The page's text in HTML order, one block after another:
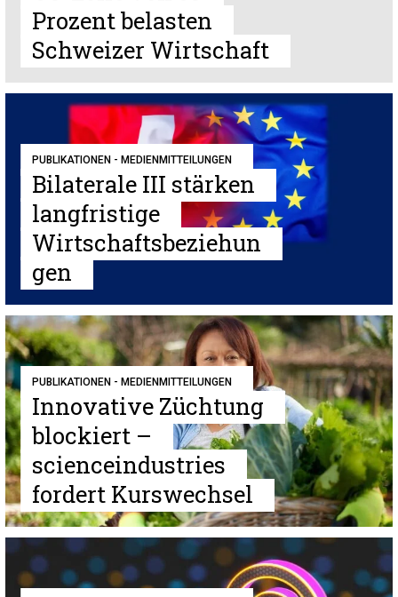
Prozent belasten
Schweizer Wirtschaft
PUBLIKATIONEN - MEDIENMITTEILUNGEN
Bilaterale III stärken
langfristige
Wirtschaftsbeziehun
gen
PUBLIKATIONEN - MEDIENMITTEILUNGEN
Innovative Züchtung
blockiert –
scienceindustries
fordert Kurswechsel